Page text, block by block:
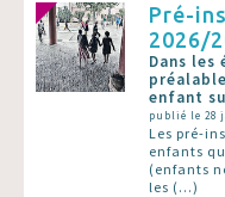
Pré-
2026/
Dans les
enfant
publié le 28
Les pré-
enfants
(enfants
les (…)